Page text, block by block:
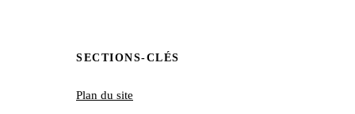
SECTIONS-CLÉS
Plan du site